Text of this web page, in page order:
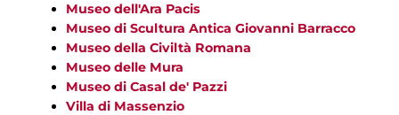
Museo dell'Ara Pacis
Museo di Scultura Antica Giovanni Barracco
Museo della Civiltà Romana
Museo delle Mura
Museo di Casal de' Pazzi
Villa di Massenzio